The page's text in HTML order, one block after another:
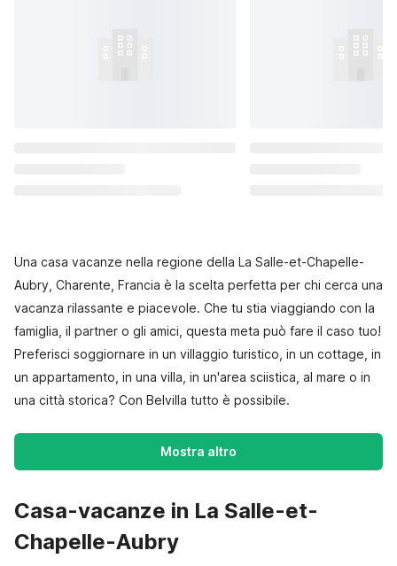
Una casa vacanze nella regione della La Salle-et-Chapelle-
Aubry, Charente, Francia è la scelta perfetta per chi cerca una
vacanza rilassante e piacevole. Che tu stia viaggiando con la
famiglia, il partner o gli amici, questa meta può fare il caso tuo!
Preferisci soggiornare in un villaggio turistico, in un cottage, in
un appartamento, in una villa, in un'area sciistica, al mare o in
una città storica? Con Belvilla tutto è possibile.
Mostra altro
Casa-vacanze in La Salle-et-
Chapelle-Aubry